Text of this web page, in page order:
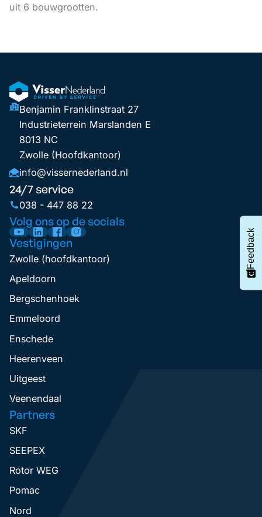
uit 6 bouwgrootten.
Benjamin Franklinstraat 27
Industrieterrein Marslanden E
8013 NC
Zwolle (Hoofdkantoor)
info@vissernederland.nl
24/7 service
038 - 447 88 22
Volg ons op de socials
Vestigingen
Zwolle (hoofdkantoor)
Apeldoorn
Bergschenhoek
Emmeloord
Enschede
Heerenveen
Uitgeest
Veenendaal
Partners
SKF
SEEPEX
Rotor WEG
Pomac
Nord
Feedback